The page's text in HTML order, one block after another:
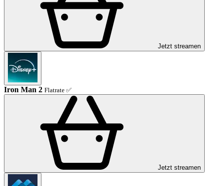
Jetzt streamen
Iron Man 2 Flatrate ✅
Jetzt streamen